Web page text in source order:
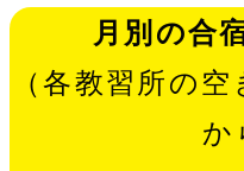
月別の合
（各教習所の
か